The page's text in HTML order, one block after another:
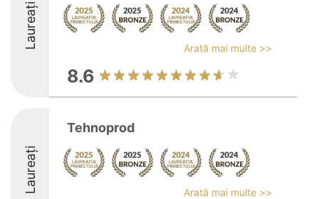
Laureați Arată mai multe >>
8.6
Laureați
Tehnoprod
Arată mai multe >>